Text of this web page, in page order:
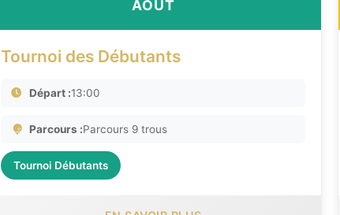
AOÛT
Tournoi des Débutants
Départ :13:00
Parcours :Parcours 9 trous
Tournoi Débutants